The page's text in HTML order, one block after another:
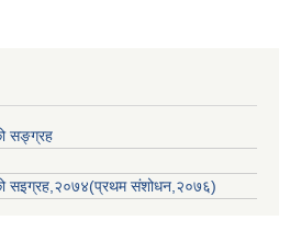
सङ्ग्रह
सइग्रह,२०७४(प्रथम संशोधन,२०७६)